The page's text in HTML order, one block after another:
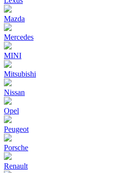
Mazda
Mercedes
MINI
Mitsubishi
Nissan
Opel
Peugeot
Porsche
Renault